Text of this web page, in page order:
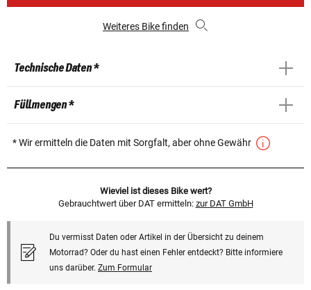
Weiteres Bike finden
Technische Daten *
Füllmengen *
* Wir ermitteln die Daten mit Sorgfalt, aber ohne Gewähr
Wieviel ist dieses Bike wert?
Gebrauchtwert über DAT ermitteln: zur DAT GmbH
Du vermisst Daten oder Artikel in der Übersicht zu deinem
Motorrad? Oder du hast einen Fehler entdeckt? Bitte informiere
uns darüber. Zum Formular